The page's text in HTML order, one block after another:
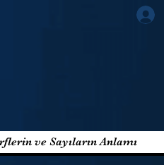
ve Sayıların Anlamı